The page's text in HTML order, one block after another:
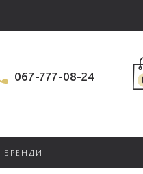
067-777-08-24
БРЕНДИ